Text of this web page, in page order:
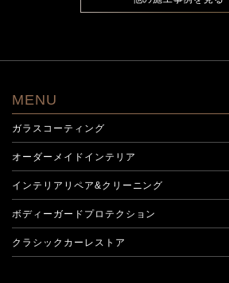
MENU
ガラスコーティング
オーダーメイドインテリア
インテリアリペア&クリーニング
ボディーガードプロテクション
クラシックカーレストア